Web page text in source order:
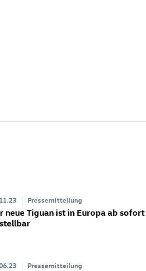
Pressemitteilung
neue Tiguan ist in Europa ab sofort
Pressemitteilung